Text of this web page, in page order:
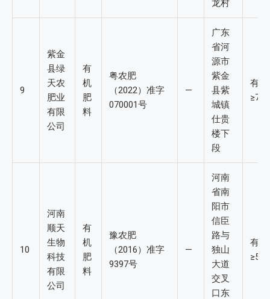
龙村
9
紫金
县绿
天农
肥业
有限
公司
有
机
肥
料
粤农肥
（2022）准字
070001号
—
广东
省河
源市
紫金
县紫
城镇
仕贵
楼下
段
有机
≥7%
10
河南
顺天
生物
科技
有限
公司
有
机
肥
料
豫农肥
（2016）准字
9397号
—
河南
省南
阳市
信臣
路与
独山
大道
交叉
口东
有机
≥5%